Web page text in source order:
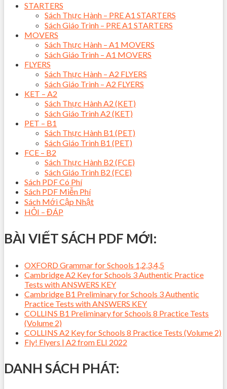
STARTERS
Sách Thực Hành – PRE A1 STARTERS
Sách Giáo Trình – PRE A1 STARTERS
MOVERS
Sách Thực Hành – A1 MOVERS
Sách Giáo Trình – A1 MOVERS
FLYERS
Sách Thực Hành – A2 FLYERS
Sách Giáo Trình – A2 FLYERS
KET – A2
Sách Thực Hành A2 (KET)
Sách Giáo Trình A2 (KET)
PET – B1
Sách Thực Hành B1 (PET)
Sách Giáo Trình B1 (PET)
FCE – B2
Sách Thực Hành B2 (FCE)
Sách Giáo Trình B2 (FCE)
Sách PDF Có Phí
Sách PDF Miễn Phí
Sách Mới Cập Nhật
HỎI – ĐÁP
BÀI VIẾT SÁCH PDF MỚI:
OXFORD Grammar for Schools 1,2,3,4,5
Cambridge A2 Key for Schools 3 Authentic Practice
Tests with ANSWERS KEY
Cambridge B1 Preliminary for Schools 3 Authentic
Practice Tests with ANSWERS KEY
COLLINS B1 Preliminary for Schools 8 Practice Tests
(Volume 2)
COLLINS A2 Key for Schools 8 Practice Tests (Volume 2)
Fly! Flyers | A2 from ELI 2022
DANH SÁCH PHÁT: